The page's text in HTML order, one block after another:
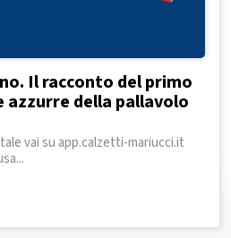
Il racconto del primo
azzurre della pallavolo
vai su app.calzetti-mariucci.it